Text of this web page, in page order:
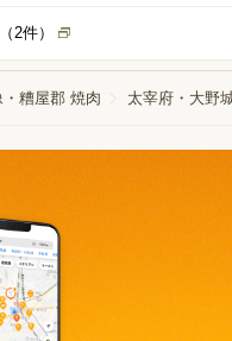
もチームで分担しながら進め
経験の方でもす
ことは、いつでも気軽に相談
2件）
糟屋郡 焼肉 太宰府・大野